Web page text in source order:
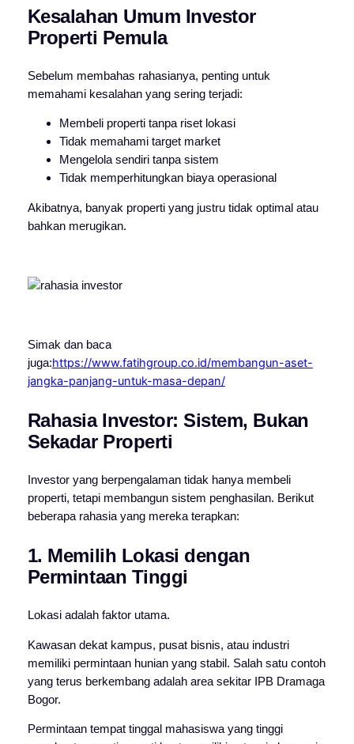
Kesalahan Umum Investor
Properti Pemula
Sebelum membahas rahasianya, penting untuk
memahami kesalahan yang sering terjadi:
Membeli properti tanpa riset lokasi
Tidak memahami target market
Mengelola sendiri tanpa sistem
Tidak memperhitungkan biaya operasional
Akibatnya, banyak properti yang justru tidak optimal atau
bahkan merugikan.
Simak dan baca
juga:https://www.fatihgroup.co.id/membangun-aset-
jangka-panjang-untuk-masa-depan/
Rahasia Investor: Sistem, Bukan
Sekadar Properti
Investor yang berpengalaman tidak hanya membeli
properti, tetapi membangun sistem penghasilan. Berikut
beberapa rahasia yang mereka terapkan:
1. Memilih Lokasi dengan
Permintaan Tinggi
Lokasi adalah faktor utama.
Kawasan dekat kampus, pusat bisnis, atau industri
memiliki permintaan hunian yang stabil. Salah satu contoh
yang terus berkembang adalah area sekitar IPB Dramaga
Bogor.
Permintaan tempat tinggal mahasiswa yang tinggi